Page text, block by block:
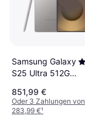
Samsung Galaxy
S25 Ultra 512GB
851,99 €
Oder 3 Zahlungen von
283,99 €¹